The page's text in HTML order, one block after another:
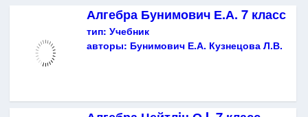
Алгебра Бунимович Е.А. 7 класс
тип: Учебник
авторы: Бунимович Е.А. Кузнецова Л.В.